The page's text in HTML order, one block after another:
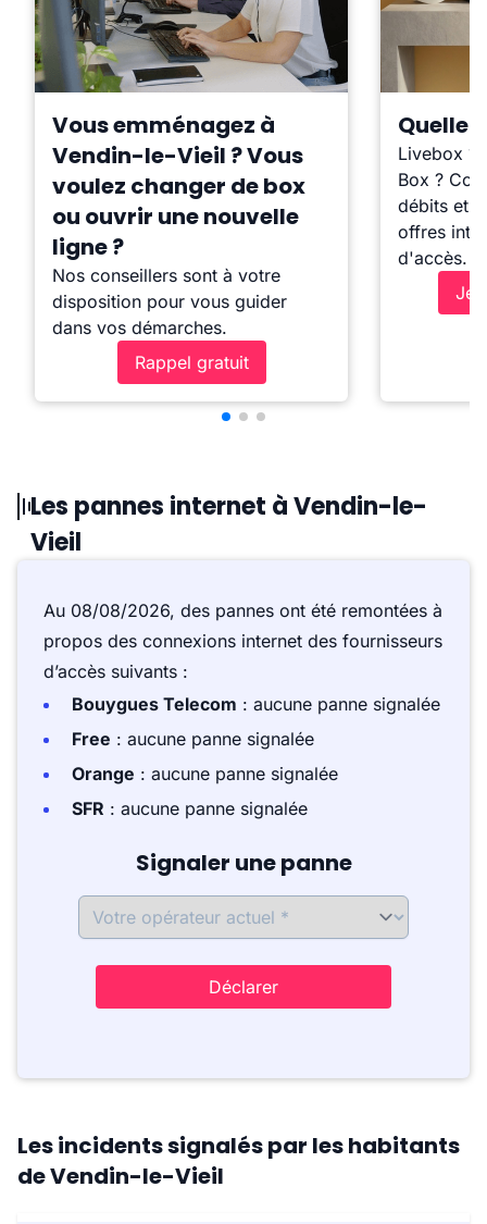
Vous emménagez à
Vendin-le-Vieil ? Vous
voulez changer de box
ou ouvrir une nouvelle
ligne ?
Nos conseillers sont à votre
disposition pour vous guider
dans vos démarches.
Rappel gratuit
Quelle
Livebox ?
Box ?
débits et
offres
d'accès.
Je
Les pannes internet à Vendin-le-
Vieil
Au 08/08/2026, des pannes ont été remontées à
propos des connexions internet des fournisseurs
d’accès suivants :
Bouygues Telecom : aucune panne signalée
Free : aucune panne signalée
Orange : aucune panne signalée
SFR : aucune panne signalée
Signaler une panne
Déclarer
Les incidents signalés par les habitants
de Vendin-le-Vieil